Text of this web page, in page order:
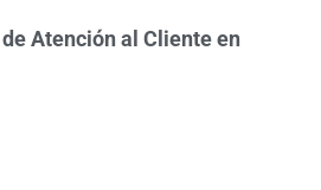
Atención al Cliente en